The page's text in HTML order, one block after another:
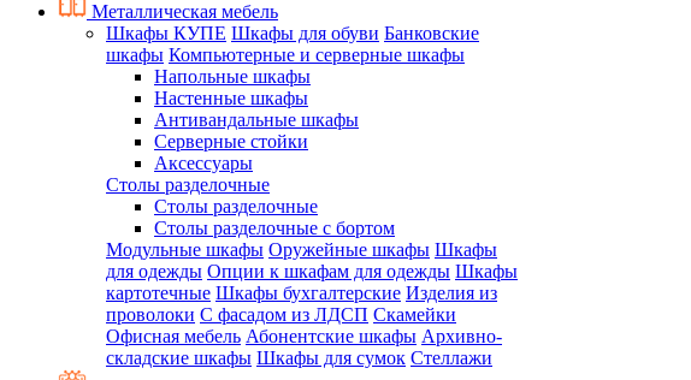
Металлическая мебель
Шкафы КУПЕ Шкафы для обуви Банковские
шкафы Компьютерные и серверные шкафы
Напольные шкафы
Настенные шкафы
Антивандальные шкафы
Серверные стойки
Аксессуары
Столы разделочные
Столы разделочные
Столы разделочные с бортом
Модульные шкафы Оружейные шкафы Шкафы
для одежды Опции к шкафам для одежды Шкафы
картотечные Шкафы бухгалтерские Изделия из
проволоки С фасадом из ЛДСП Скамейки
Офисная мебель Абонентские шкафы Архивно-
складские шкафы Шкафы для сумок Стеллажи